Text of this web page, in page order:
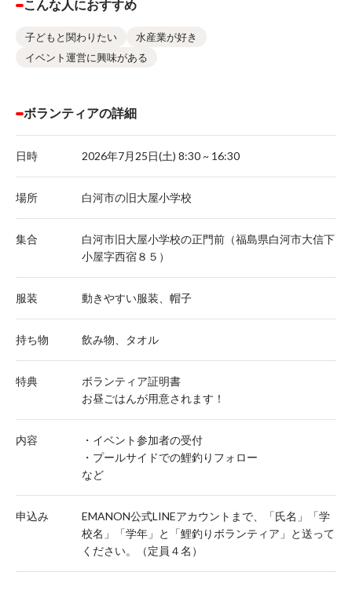
こんな人におすすめ
子どもと関わりたい
水産業が好き
イベント運営に興味がある
ボランティアの詳細
日時 2026年7月25日(土) 8:30 ~ 16:30
場所 白河市の旧大屋小学校
集合
白河市旧大屋小学校の正門前（福島県白河市大信下
小屋字西宿８５）
服装 動きやすい服装、帽子
持ち物 飲み物、タオル
特典
ボランティア証明書
お昼ごはんが用意されます！
内容
・イベント参加者の受付
・プールサイドでの鯉釣りフォロー
など
申込み
EMANON公式LINEアカウントまで、「氏名」「学
校名」「学年」と「鯉釣りボランティア」と送って
ください。（定員４名）